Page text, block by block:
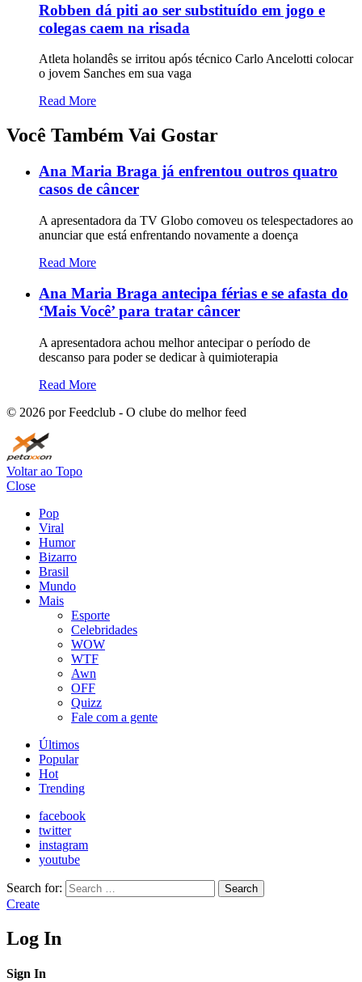
Robben dá piti ao ser substituído em jogo e
colegas caem na risada
Atleta holandês se irritou após técnico Carlo Ancelotti colocar
o jovem Sanches em sua vaga
Read More
Você Também Vai Gostar
Ana Maria Braga já enfrentou outros quatro
casos de câncer
A apresentadora da TV Globo comoveu os telespectadores ao
anunciar que está enfrentando novamente a doença
Read More
Ana Maria Braga antecipa férias e se afasta do
‘Mais Você’ para tratar câncer
A apresentadora achou melhor antecipar o período de
descanso para poder se dedicar à quimioterapia
Read More
© 2026 por Feedclub - O clube do melhor feed
Voltar ao Topo
Close
Pop
Viral
Humor
Bizarro
Brasil
Mundo
Mais
Esporte
Celebridades
WOW
WTF
Awn
OFF
Quizz
Fale com a gente
Últimos
Popular
Hot
Trending
facebook
twitter
instagram
youtube
Search for: Search
Create
Log In
Sign In